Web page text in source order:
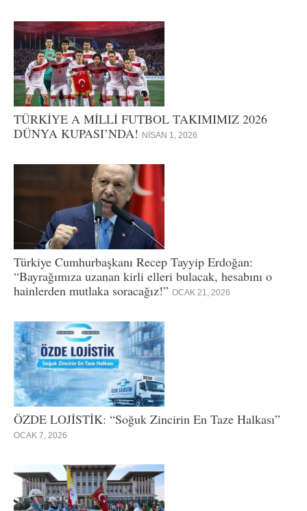
TÜRKİYE A MİLLİ FUTBOL TAKIMIMIZ 2026
DÜNYA KUPASI’NDA! NISAN 1, 2026
Türkiye Cumhurbaşkanı Recep Tayyip Erdoğan:
“Bayrağımıza uzanan kirli elleri bulacak, hesabını o
hainlerden mutlaka soracağız!” OCAK 21, 2026
ÖZDE LOJİSTİK: “Soğuk Zincirin En Taze Halkası”
OCAK 7, 2026